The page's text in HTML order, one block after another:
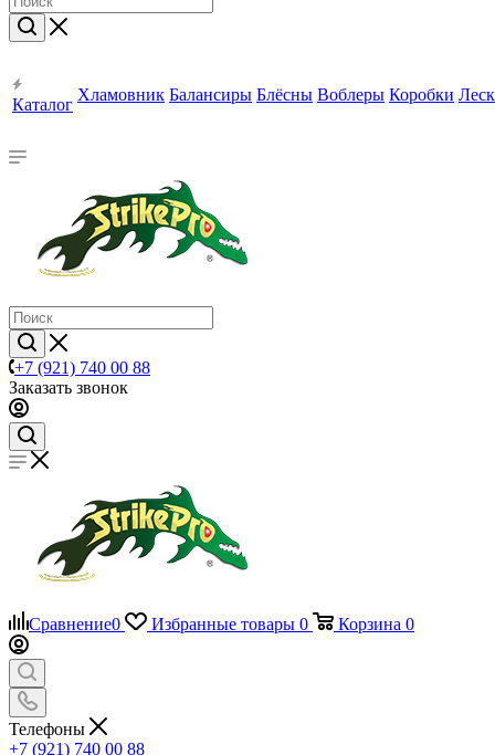
Каталог
Хламовник Балансиры Блёсны Воблеры Коробки
+7 (921) 740 00 88
Заказать звонок
Сравнение0 Избранные товары 0 Корзина 0
Телефоны
+7 (921) 740 00 88